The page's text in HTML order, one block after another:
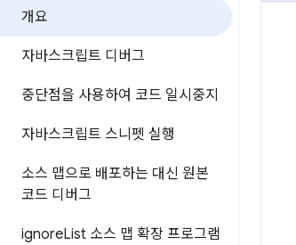
개요
자바스크립트 디버그
중단점을 사용하여 코드 일시중지
자바스크립트 스니펫 실행
소스 맵으로 배포하는 대신 원본
코드 디버그
ignoreList 소스 맵 확장 프로그램